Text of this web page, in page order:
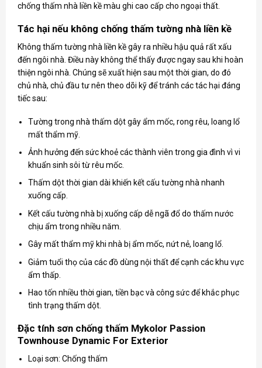
chống thấm nhà liền kề màu ghi cao cấp cho ngoại thất.
Tác hại nếu không chống thấm tường nhà liền kề
Không thấm tường nhà liền kề gây ra nhiều hậu quả rất xấu
đến ngôi nhà. Điều này không thể thấy được ngay sau khi hoàn
thiện ngôi nhà. Chúng sẽ xuất hiện sau một thời gian, do đó
chủ nhà, chủ đầu tư nên theo dõi kỹ để tránh các tác hại đáng
tiếc sau:
Tường trong nhà thấm dột gây ẩm mốc, rong rêu, loang lổ
mất thẩm mỹ.
Ảnh hưởng đến sức khoẻ các thành viên trong gia đình vì vi
khuẩn sinh sôi từ rêu mốc.
Thấm dột thời gian dài khiến kết cấu tường nhà nhanh
xuống cấp.
Kết cấu tường nhà bị xuống cấp dễ ngã đổ do thấm nước
chịu ẩm trong nhiều năm.
Gây mất thẩm mỹ khi nhà bị ẩm mốc, nứt nẻ, loang lổ.
Giảm tuổi thọ của các đồ dùng nội thất để cạnh các khu vực
ẩm thấp.
Hao tốn nhiều thời gian, tiền bạc và công sức để khắc phục
tình trạng thấm dột.
Đặc tính sơn chống thấm Mykolor Passion
Townhouse Dynamic For Exterior
Loại sơn: Chống thấm